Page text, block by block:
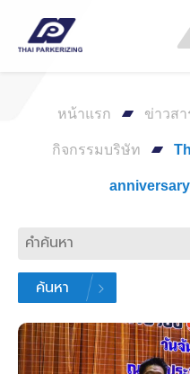
หน้าแรก ข่าวส
กิจกรรมบริษัท
ค้นหา